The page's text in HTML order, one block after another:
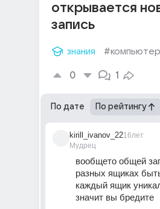
открывается
запись
знания #компьютер
0 1
По дате По рейтингу
kirill_ivanov_22
Мудрец
16лет
вообщето общей
разных ящиках
каждый ящик
значит вы бредите